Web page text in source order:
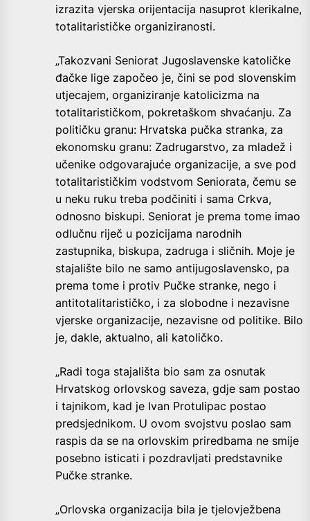
izrazita vjerska orijentacija nasuprot klerikalne,
totalitarističke organiziranosti.
„Takozvani Seniorat Jugoslavenske katoličke
đačke lige započeo je, čini se pod slovenskim
utjecajem, organiziranje katolicizma na
totalitarističkom, pokretaškom shvaćanju. Za
političku granu: Hrvatska pučka stranka, za
ekonomsku granu: Zadrugarstvo, za mladež i
učenike odgovarajuće organizacije, a sve pod
totalitarističkim vodstvom Seniorata, čemu se
u neku ruku treba podčiniti i sama Crkva,
odnosno biskupi. Seniorat je prema tome imao
odlučnu riječ u pozicijama narodnih
zastupnika, biskupa, zadruga i sličnih. Moje je
stajalište bilo ne samo antijugoslavensko, pa
prema tome i protiv Pučke stranke, nego i
antitotalitarističko, i za slobodne i nezavisne
vjerske organizacije, nezavisne od politike. Bilo
je, dakle, aktualno, ali katoličko.
„Radi toga stajališta bio sam za osnutak
Hrvatskog orlovskog saveza, gdje sam postao
i tajnikom, kad je Ivan Protulipac postao
predsjednikom. U ovom svojstvu poslao sam
raspis da se na orlovskim priredbama ne smije
posebno isticati i pozdravljati predstavnike
Pučke stranke.
„Orlovska organizacija bila je tjelovježbena